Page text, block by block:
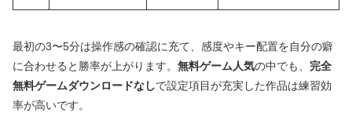
最初の3〜5分は操作感の確認に充て、感度やキー配置を自分の癖
に合わせると勝率が上がります。 無料ゲーム人気の中でも、 完全
無料ゲームダウンロードなしで設定項目が充実した作品は練習効
率が高いです。